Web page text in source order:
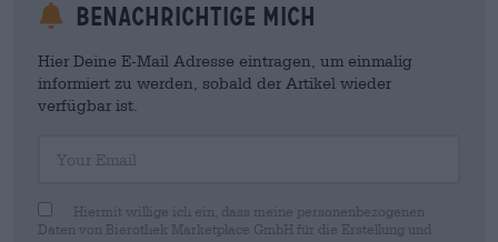
Benachrichtige mich
Hier Deine E-Mail Adresse eintragen, um einmalig
informiert zu werden, sobald der Artikel wieder
verfügbar ist.
Hiermit willige ich ein, dass meine personenbezogenen
Daten von Bierothek Marketplace GmbH für die Erstellung und